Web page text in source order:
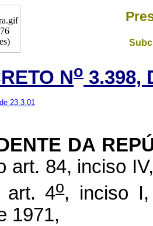
No 3.398,
23.3.01
DA
art. 84, inciso
art. 4o, inciso I,
1971,